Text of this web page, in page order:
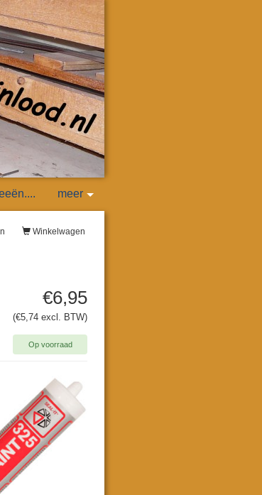
meer
Winkelwagen
€6,95
(€5,74 excl. BTW)
Op voorraad